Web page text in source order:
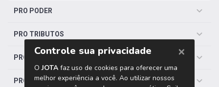
PRO PODER
PRO TRIBUTOS
PRO TRABALHISTA
PRO SAÚDE